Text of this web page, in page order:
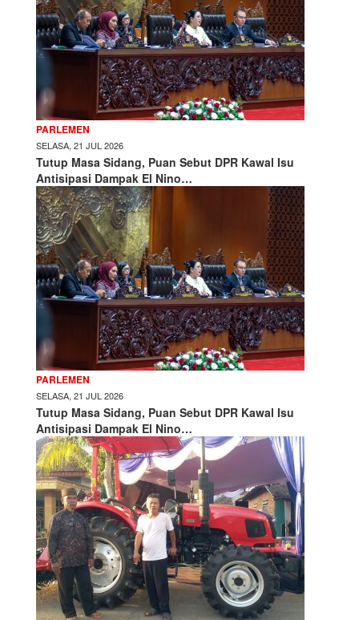
PARLEMEN
SELASA, 21 JUL 2026
Tutup Masa Sidang, Puan Sebut DPR Kawal Isu
Antisipasi Dampak El Nino…
PARLEMEN
SELASA, 21 JUL 2026
Tutup Masa Sidang, Puan Sebut DPR Kawal Isu
Antisipasi Dampak El Nino…